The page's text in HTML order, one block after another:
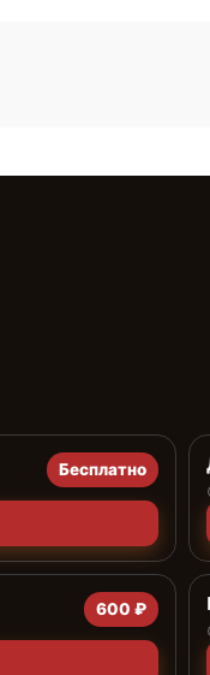
Бесплатно
600 ₽